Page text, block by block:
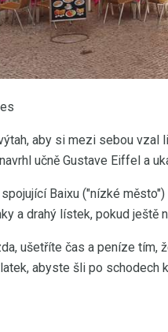
aby si mezi sebou vzal
učně Gustave Eiffel a
Baixu ("nízké
a drahý lístek, pokud ještě
ušetříte čas a peníze tím,
abyste šli po schodech